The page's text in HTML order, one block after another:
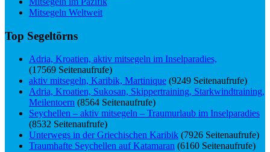
Mitsegeln Weltweit
Top Segeltörns
Adria, Kroatien, aktiv mitsegeln im Inselparadies,
(17569 Seitenaufrufe)
aktiv mitsegeln, Karibik, Martinique (9249 Seitenaufrufe)
Adria, Kroatien, Sukosan, Skippertraining, Starkwindtraining,
Meilentoern (8564 Seitenaufrufe)
Seychellen – aktiv mitsegeln – Traumurlaub im Inselparadies
(8532 Seitenaufrufe)
Unterwegs in der Griechischen Karibik (7926 Seitenaufrufe)
Traumhafte Seychellen auf Katamaran (6160 Seitenaufrufe)